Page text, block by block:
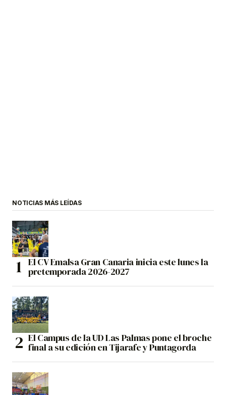
NOTICIAS MÁS LEÍDAS
El CV Emalsa Gran Canaria inicia este lunes la
pretemporada 2026-2027
El Campus de la UD Las Palmas pone el broche
final a su edición en Tijarafe y Puntagorda